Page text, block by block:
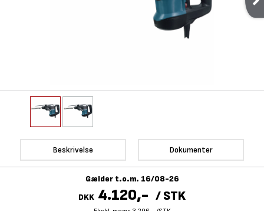
Beskrivelse Dokumenter
Gælder t.o.m. 16/08-26
DKK 4.120,- /STK